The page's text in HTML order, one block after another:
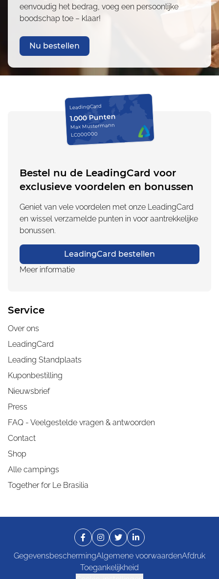
eenvoudig het bedrag, voeg een persoonlijke
boodschap toe – klaar!
Nu bestellen
Service
Over ons
LeadingCard
Leading Standplaats
Kuponbestilling
Nieuwsbrief
Press
FAQ - Veelgestelde vragen & antwoorden
Contact
Shop
Alle campings
Together for Le Brasilia
LeadingCard
1.000 Punten
Max Mustermann
LC000000
Bestel nu de LeadingCard voor
exclusieve voordelen en bonussen
Geniet van vele voordelen met onze LeadingCard
en wissel verzamelde punten in voor aantrekkelijke
bonussen.
LeadingCard bestellen
Meer informatie
GegevensbeschermingAlgemene voorwaardenAfdruk
Toegankelijkheid